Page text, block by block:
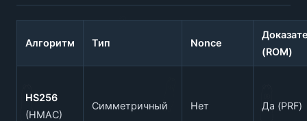
Алгоритм Тип Nonce
(ROM)
HS256
(HMAC)
Симметричный Нет Да (PRF)